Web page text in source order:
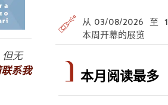
无
系我
从 03/08/2026 至
本周开幕的展览
本月阅读最多